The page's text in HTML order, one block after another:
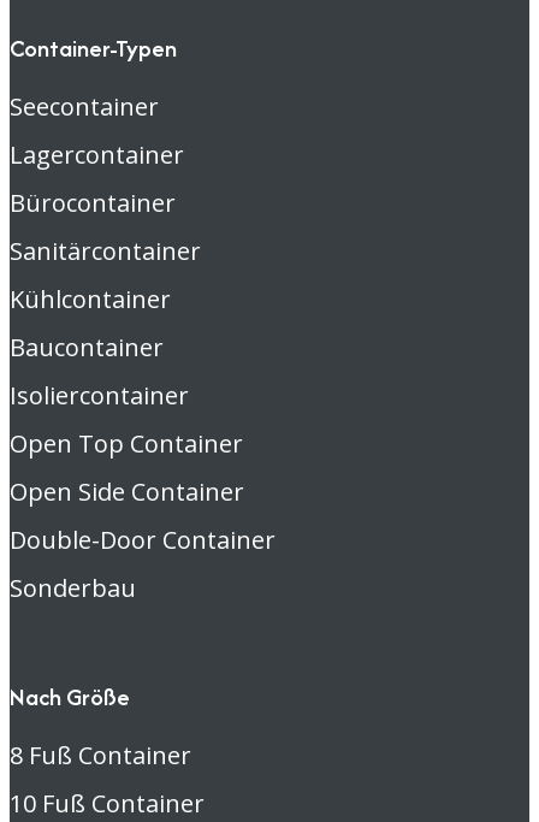
Container-Typen
Seecontainer
Lagercontainer
Bürocontainer
Sanitärcontainer
Kühlcontainer
Baucontainer
Isoliercontainer
Open Top Container
Open Side Container
Double-Door Container
Sonderbau
Nach Größe
8 Fuß Container
10 Fuß Container